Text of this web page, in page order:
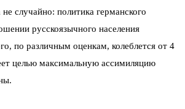
случайно: политика германского
русскоязычного населения
по различным оценкам, колеблется от 4
целью максимальную ассимиляцию